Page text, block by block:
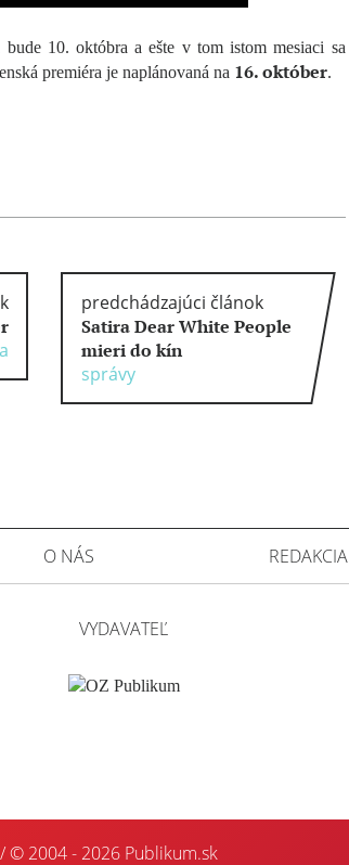
10. októbra a ešte v tom istom mesiaci sa
premiéra je naplánovaná na 16. október.
predchádzajúci článok
Satira Dear White People
mieri do kín
správy
O NÁS REDAKCIA
VYDAVATEĽ
© 2004 - 2026 Publikum.sk